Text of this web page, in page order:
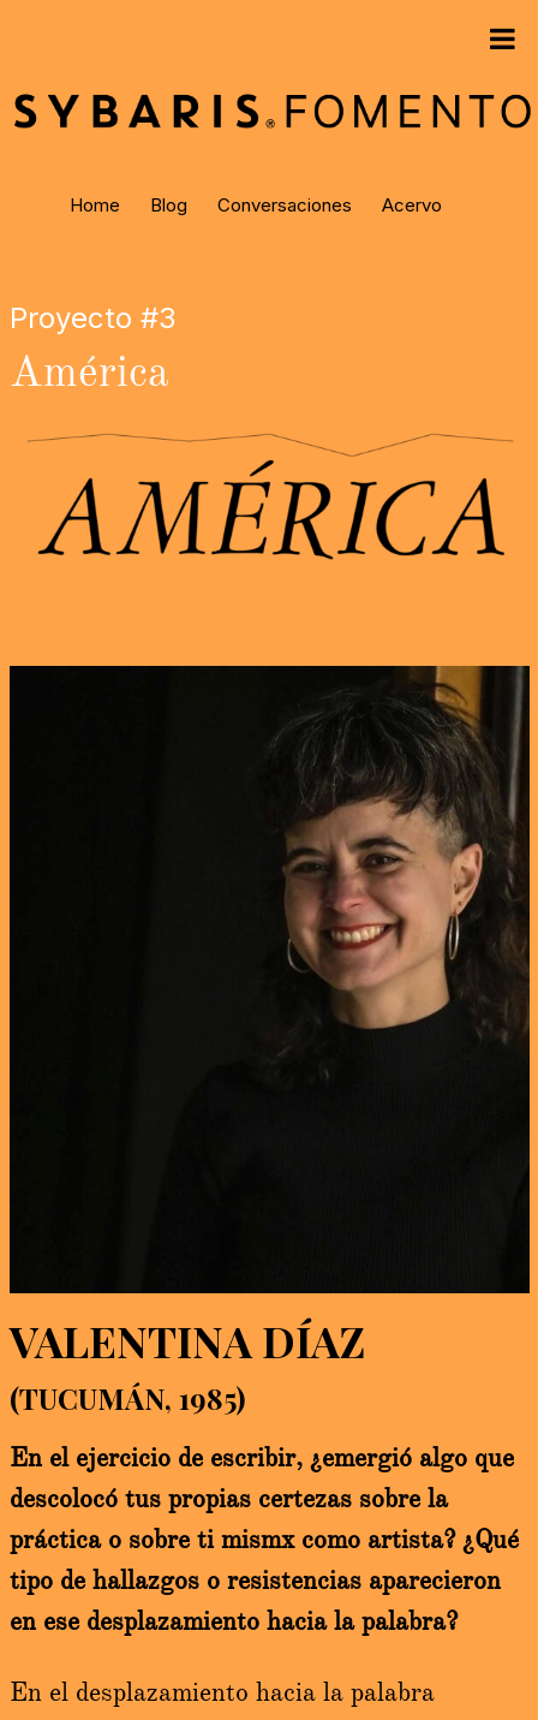
Home Blog Conversaciones Acervo
Proyecto #3
América
VALENTINA DÍAZ
(TUCUMÁN, 1985)
En el ejercicio de escribir, ¿emergió algo que
descolocó tus propias certezas sobre la
práctica o sobre ti mismx como artista? ¿Qué
tipo de hallazgos o resistencias aparecieron
en ese desplazamiento hacia la palabra?
En el desplazamiento hacia la palabra